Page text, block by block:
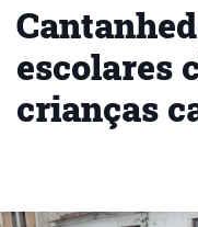
escolares
crianças